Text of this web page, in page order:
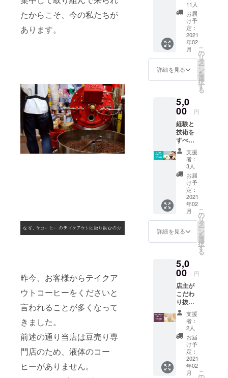
たからこそ、今の私たちが
あります。
昨今、お客様からテイクア
ウトコーヒーをくださいと
言われることが多くなって
きました。
前述の通り当店は豆売り専
門店のため、液体のコー
ヒーがありません。
ご堪能
くださ
い。
でいた
だきた
い旬の
スペ
シャル
ティ
コー
ヒーを
３種類
（各
100g）
ていた
だきま
す。 生
産者の
想いが
込めら
れたス
ペシャ
ルティ
コー
ヒー豆
を、店
主が美
味しく
焼き上
げま
す。
11人
お届
け予
定：
2021
年02
月
詳細を見る
こ
の
リ
タ
ー
ン
を
選
択
す
る
5,0
00 円
経験と
技術を
すべて
注ぎ込
んだ感
動の一
杯をご
賞味い
ただけ
るドリ
ンク７
杯分の
チケッ
トで
す。 お
近くに
いの方
はぜひ
飲みに
ご来店
くださ
い！ ※
使用期
限：お
届け日
から１
年間
支援
者：
3人
お届
け予
定：
2021
年02
月
詳細を見る
こ
の
リ
タ
ー
ン
を
選
択
す
る
5,0
00 円
店主が
こだわ
り抜い
て作り
上げた
自慢の
ブレン
ドコー
ヒー豆
を詰め
たダン
ク式の
支援
者：
2人
お届
け予
定：
2021
年02
月
こ